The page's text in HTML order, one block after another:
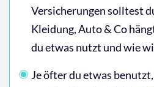
Versicherungen solltest
Kleidung, Auto & Co
du etwas nutzt und wie
Je öfter du etwas